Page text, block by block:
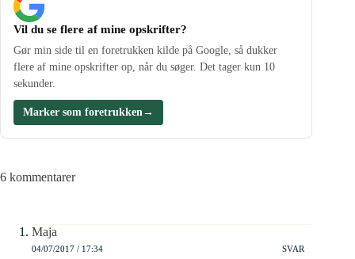
Vil du se flere af mine opskrifter?
Gør min side til en foretrukken kilde på Google, så dukker
flere af mine opskrifter op, når du søger. Det tager kun 10
sekunder.
Marker som foretrukken →
6 kommentarer
Maja
04/07/2017 / 17:34 SVAR